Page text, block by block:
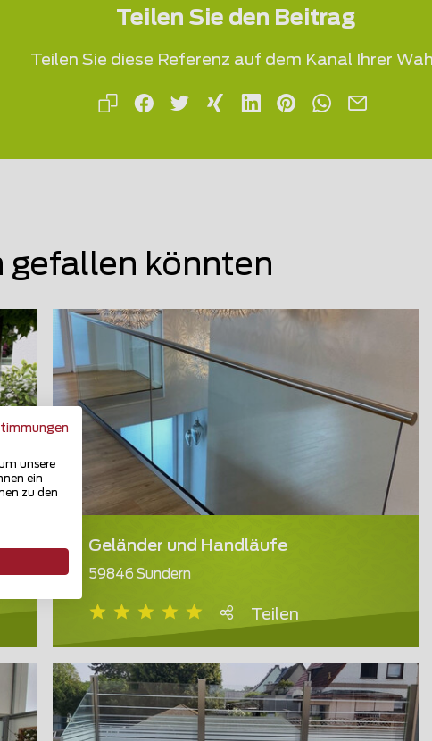
Teilen Sie den Beitrag
Teilen Sie diese Referenz auf dem Kanal Ihrer
gefallen könnten
Geländer und Handläufe
59846 Sundern
Teilen
unsere
ein
zu den